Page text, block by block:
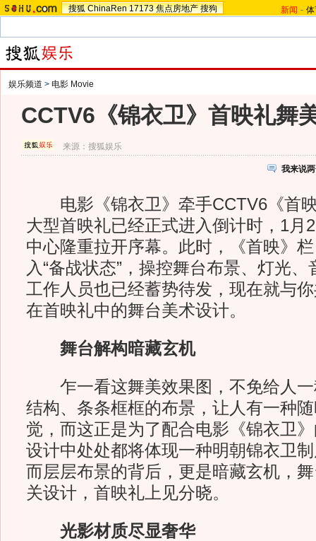
搜狐 ChinaRen 17173 焦点房地产 搜狗 新闻 -
娱乐频道 > 电影 Movie
CCTV6《锦衣卫》首映礼舞
来源：搜狐娱乐
我来说
电影《锦衣卫》牵手CCTV6《首映
大型首映礼已经正式进入倒计时，1月
中心隆重拉开序幕。此时，《首映》
入“备战状态”，操控舞台布景、灯光
工作人员也已经蓄势待发，现在就与
在首映礼中的舞台美术设计。
舞台解构暗藏玄机
乍一看这舞美效果图，不免给人一
结构、条条框框的布景，让人有一种随
觉，而这正是为了配合电影《锦衣卫
设计中处处都将体现一种明朝锦衣卫
而层层布景的背后，更是暗藏玄机，
关设计，首映礼上见分晓。
光影材质尽显奢华